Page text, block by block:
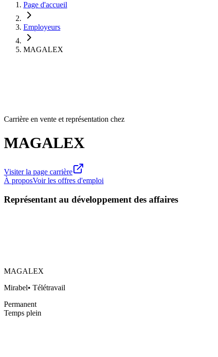
Page d'accueil
Employeurs
MAGALEX
Carrière en vente et représentation chez
MAGALEX
Visiter la page carrière
À proposVoir les offres d'emploi
Représentant au développement des affaires
MAGALEX
Mirabel• Télétravail
Permanent
Temps plein